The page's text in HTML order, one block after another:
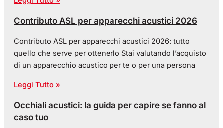
Contributo ASL per apparecchi acustici 2026
Contributo ASL per apparecchi acustici 2026: tutto
quello che serve per ottenerlo Stai valutando l’acquisto
di un apparecchio acustico per te o per una persona
Leggi Tutto »
Occhiali acustici: la guida per capire se fanno al
caso tuo